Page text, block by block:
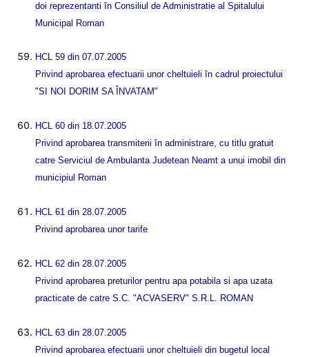
doi reprezentanti în Consiliul de Administratie al Spitalului
Municipal Roman
HCL 59 din 07.07.2005
Privind aprobarea efectuarii unor cheltuieli în cadrul proiectului
"SI NOI DORIM SA ÎNVATAM"
HCL 60 din 18.07.2005
Privind aprobarea transmiterii în administrare, cu titlu gratuit
catre Serviciul de Ambulanta Judetean Neamt a unui imobil din
municipiul Roman
HCL 61 din 28.07.2005
Privind aprobarea unor tarife
HCL 62 din 28.07.2005
Privind aprobarea preturilor pentru apa potabila si apa uzata
practicate de catre S.C. "ACVASERV" S.R.L. ROMAN
HCL 63 din 28.07.2005
Privind aprobarea efectuarii unor cheltuieli din bugetul local